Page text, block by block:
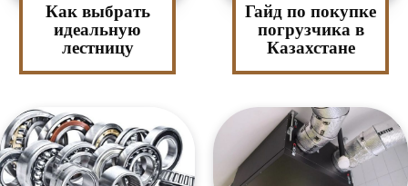
Как выбрать
идеальную
лестницу
Гайд по покупке
погрузчика в
Казахстане